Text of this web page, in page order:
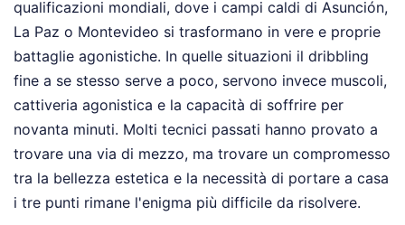
qualificazioni mondiali, dove i campi caldi di Asunción,
La Paz o Montevideo si trasformano in vere e proprie
battaglie agonistiche. In quelle situazioni il dribbling
fine a se stesso serve a poco, servono invece muscoli,
cattiveria agonistica e la capacità di soffrire per
novanta minuti. Molti tecnici passati hanno provato a
trovare una via di mezzo, ma trovare un compromesso
tra la bellezza estetica e la necessità di portare a casa
i tre punti rimane l'enigma più difficile da risolvere.